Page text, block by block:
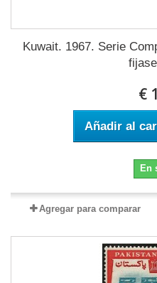
Kuwait. 1967. Serie
€
Añadir al
En
Agregar para comparar